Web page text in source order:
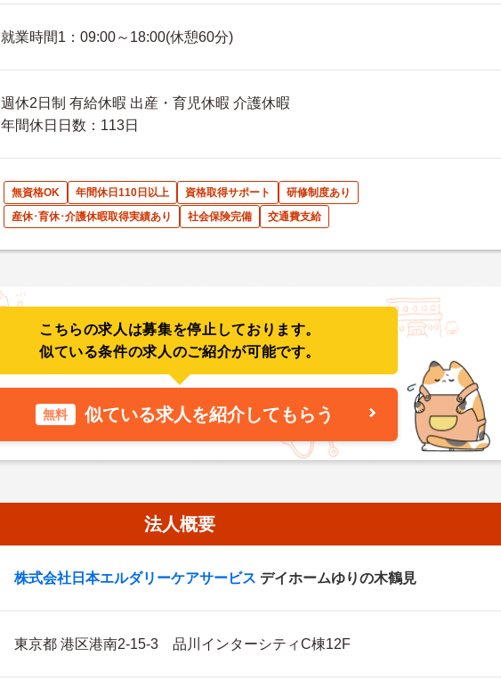
就業時間1：09:00～18:00(休憩60分)
週休2日制 有給休暇 出産・育児休暇 介護休暇
年間休日日数：113日
無資格OK 年間休日110日以上 資格取得サポート
研修制度あり
産休･育休･介護休暇取得実績あり
社会保険完備 交通費支給
こちらの求人は募集を停止しております。
似ている条件の求人のご紹介が可能です。
無料 似ている求人を紹介してもらう
法人概要
株式会社日本エルダリーケアサービス デイホームゆりの木鶴見
東京都 港区港南2‐15‐3 品川インターシティC棟12F